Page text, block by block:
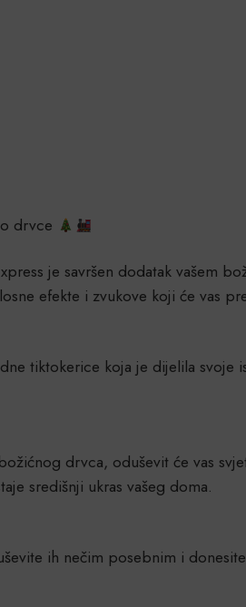
drvce
je savršen dodatak vašem
efekte i zvukove koji će vas
tiktokerice koja je dijelila svoje
drvca, oduševit će vas
središnji ukras vašeg doma.
ih nečim posebnim i